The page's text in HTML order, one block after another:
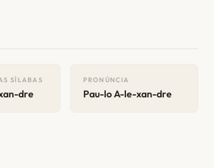
SÍLABAS
dre
PRONÚNCIA
Pau-lo A-le-xan-dre